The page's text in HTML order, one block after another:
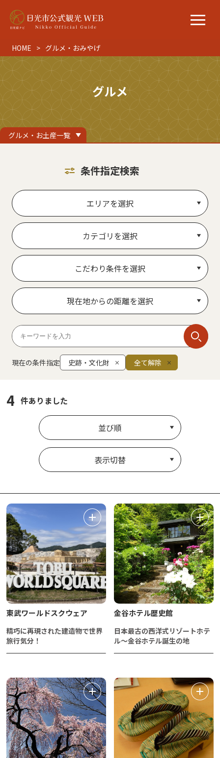
HOME グルメ・おみやげ
グルメ
グルメ・お土産一覧
条件指定検索
エリアを選択
カテゴリを選択
こだわり条件を選択
現在地からの距離を選択
現在の条件指定 史跡・文化財 全て解除
4 件ありました
並び順
表示切替
東武ワールドスクウェア
精巧に再現された建造物で世界
旅行気分！
金谷ホテル歴史館
日本最古の西洋式リゾートホテ
ル～金谷ホテル誕生の地